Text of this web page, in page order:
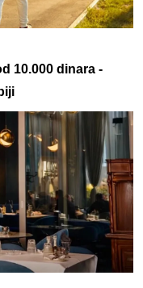
10.000 dinara -